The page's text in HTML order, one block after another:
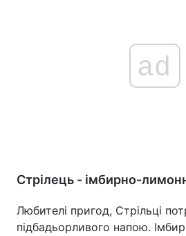
ad
Стрілець - імбирно-
Любителі пригод, Стрільці
підбадьорливого напою.